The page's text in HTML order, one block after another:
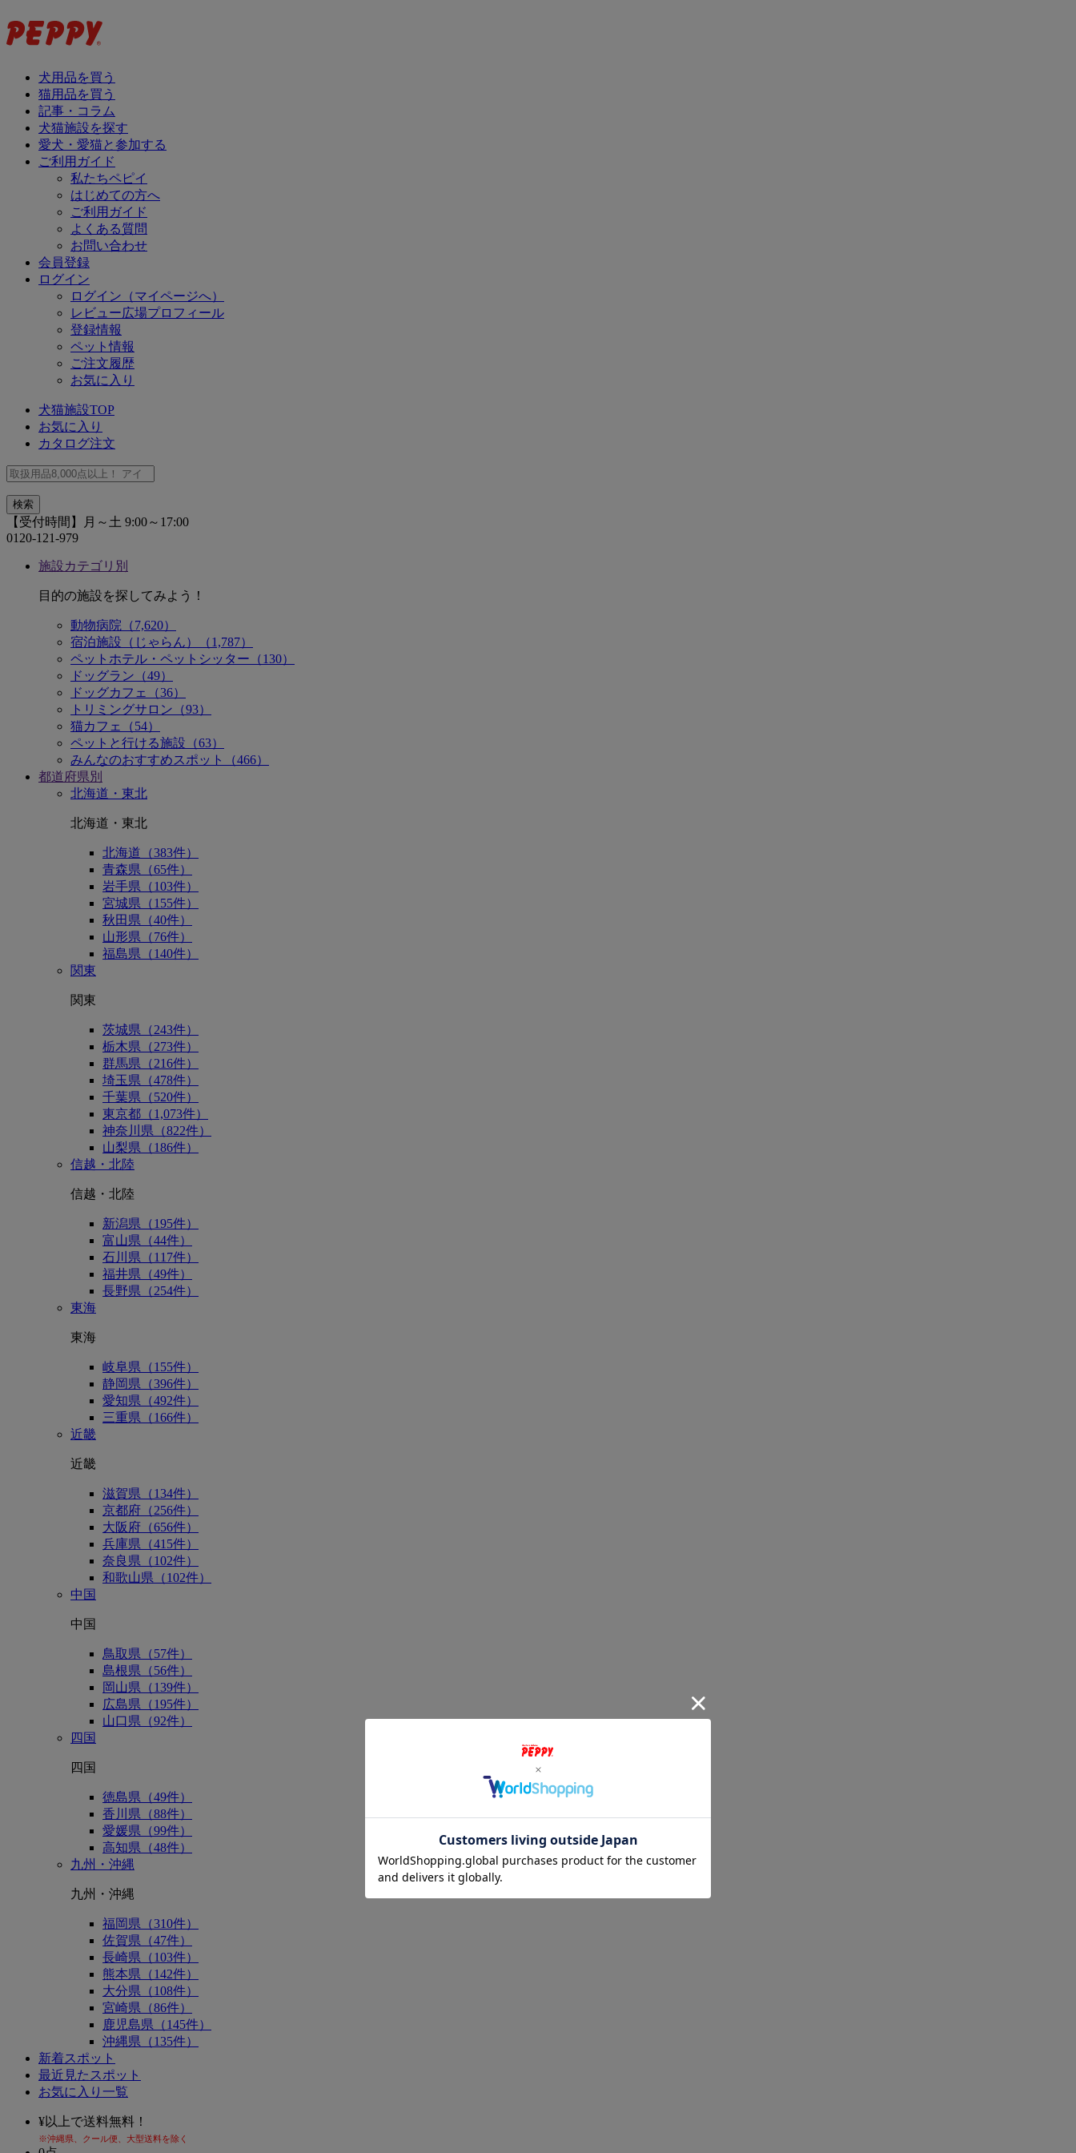
犬用品を買う
猫用品を買う
記事・コラム
犬猫施設を探す
愛犬・愛猫と参加する
ご利用ガイド
私たちペピイ
はじめての方へ
ご利用ガイド
よくある質問
お問い合わせ
会員登録
ログイン
ログイン（マイページへ）
レビュー広場プロフィール
登録情報
ペット情報
ご注文履歴
お気に入り
犬猫施設TOP
お気に入り
カタログ注文
【受付時間】月～土 9:00～17:00
0120-121-979
施設カテゴリ別
目的の施設を探してみよう！
動物病院（7,620）
宿泊施設（じゃらん）（1,787）
ペットホテル・ペットシッター（130）
ドッグラン（49）
ドッグカフェ（36）
トリミングサロン（93）
猫カフェ（54）
ペットと行ける施設（63）
みんなのおすすめスポット（466）
都道府県別
北海道・東北
北海道・東北
北海道（383件）
青森県（65件）
岩手県（103件）
宮城県（155件）
秋田県（40件）
山形県（76件）
福島県（140件）
関東
関東
茨城県（243件）
栃木県（273件）
群馬県（216件）
埼玉県（478件）
千葉県（520件）
東京都（1,073件）
神奈川県（822件）
山梨県（186件）
信越・北陸
信越・北陸
新潟県（195件）
富山県（44件）
石川県（117件）
福井県（49件）
長野県（254件）
東海
東海
岐阜県（155件）
静岡県（396件）
愛知県（492件）
三重県（166件）
近畿
近畿
滋賀県（134件）
京都府（256件）
大阪府（656件）
兵庫県（415件）
奈良県（102件）
和歌山県（102件）
中国
中国
鳥取県（57件）
島根県（56件）
岡山県（139件）
広島県（195件）
山口県（92件）
四国
四国
徳島県（49件）
香川県（88件）
愛媛県（99件）
高知県（48件）
九州・沖縄
九州・沖縄
福岡県（310件）
佐賀県（47件）
長崎県（103件）
熊本県（142件）
大分県（108件）
宮崎県（86件）
鹿児島県（145件）
沖縄県（135件）
新着スポット
最近見たスポット
お気に入り一覧
¥以上で送料無料！
※沖縄県、クール便、大型送料を除く